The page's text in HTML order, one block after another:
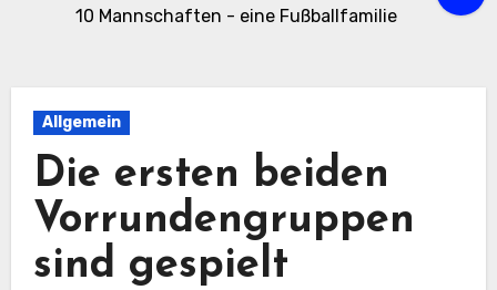
10 Mannschaften - eine Fußballfamilie
Allgemein
Die ersten beiden
Vorrundengruppen
sind gespielt